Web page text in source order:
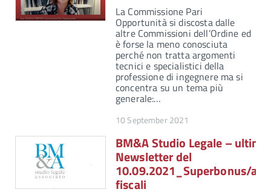
La Commissione Pari
Opportunità si discosta dalle
altre Commissioni dell’Ordine ed
è forse la meno conosciuta
perché non tratta argomenti
tecnici e specialistici della
professione di ingegnere ma si
concentra su un tema più
generale:…
10 September 2021
BM&A Studio Legale – ultima
Newsletter del
10.09.2021_Superbonus/
fiscali